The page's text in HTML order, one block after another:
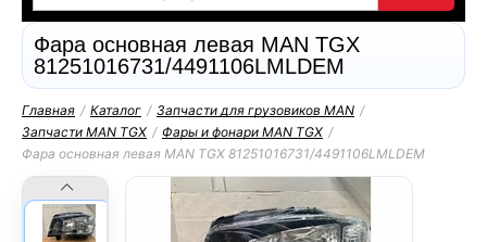
Фара основная левая MAN TGX
81251016731/4491106LMLDEM
Главная / Каталог / Запчасти для грузовиков MAN /
Запчасти MAN TGX / Фары и фонари MAN TGX /
Фара основная левая MAN TGX 81251016731/4491106LMLDEM